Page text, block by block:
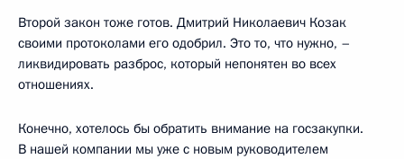
Второй закон тоже готов. Дмитрий Николаевич Козак
своими протоколами его одобрил. Это то, что нужно, –
ликвидировать разброс, который непонятен во всех
отношениях.
Конечно, хотелось бы обратить внимание на госзакупки.
В нашей компании мы уже с новым руководителем